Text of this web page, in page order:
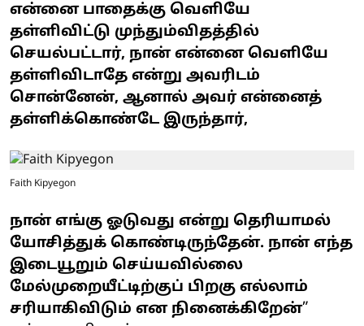
என்னை பாதைக்கு வெளியே
தள்ளிவிட்டு முந்தும்விதத்தில்
செயல்பட்டார், நான் என்னை வெளியே
தள்ளிவிடாதே என்று அவரிடம்
சொன்னேன், ஆனால் அவர் என்னைத்
தள்ளிக்கொண்டே இருந்தார்,
Faith Kipyegon
நான் எங்கு ஓடுவது என்று தெரியாமல்
யோசித்துக் கொண்டிருந்தேன். நான் எந்த
இடையூறும் செய்யவில்லை
மேல்முறையீட்டிற்குப் பிறகு எல்லாம்
சரியாகிவிடும் என நினைக்கிறேன்”